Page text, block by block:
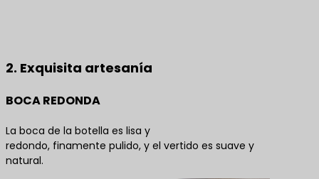
2. Exquisita artesanía
BOCA REDONDA
La boca de la botella es lisa y
redondo, finamente pulido, y el vertido es suave y
natural.